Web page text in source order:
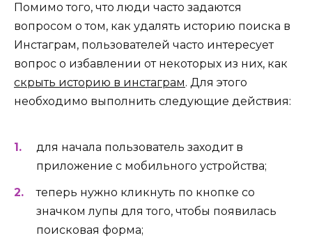
Помимо того, что люди часто задаются
вопросом о том, как удалять историю поиска в
Инстаграм, пользователей часто интересует
вопрос о избавлении от некоторых из них, как
скрыть историю в инстаграм. Для этого
необходимо выполнить следующие действия:
для начала пользователь заходит в
приложение с мобильного устройства;
теперь нужно кликнуть по кнопке со
значком лупы для того, чтобы появилась
поисковая форма;